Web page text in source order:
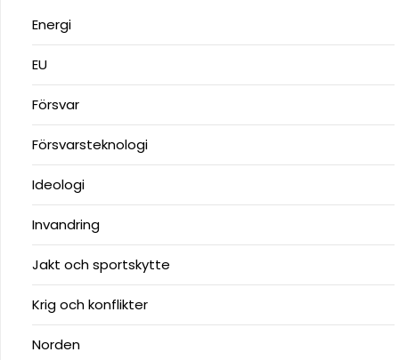
Energi
EU
Försvar
Försvarsteknologi
Ideologi
Invandring
Jakt och sportskytte
Krig och konflikter
Norden